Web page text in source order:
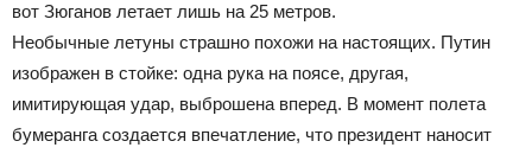
вот Зюганов летает лишь на 25 метров.
Необычные летуны страшно похожи на настоящих. Путин
изображен в стойке: одна рука на поясе, другая,
имитирующая удар, выброшена вперед. В момент полета
бумеранга создается впечатление, что президент наносит